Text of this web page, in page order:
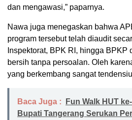
dan mengawasi,” paparnya.
​Nawa juga menegaskan bahwa
program tersebut telah diaudit
Inspektorat, BPK RI, hingga BPKP
bersih tanpa persoalan. Oleh
yang berkembang sangat
Baca Juga :
Fun Walk HUT
Bupati Tangerang Serukan